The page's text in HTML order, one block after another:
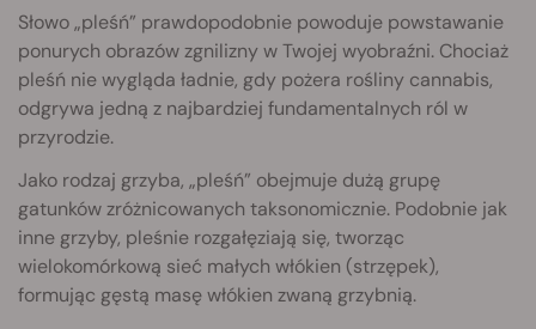
Słowo „pleśń” prawdopodobnie powoduje powstawanie
ponurych obrazów zgnilizny w Twojej wyobraźni. Chociaż
pleśń nie wygląda ładnie, gdy pożera rośliny cannabis,
odgrywa jedną z najbardziej fundamentalnych ról w
przyrodzie.
Jako rodzaj grzyba, „pleśń” obejmuje dużą grupę
gatunków zróżnicowanych taksonomicznie. Podobnie jak
inne grzyby, pleśnie rozgałęziają się, tworząc
wielokomórkową sieć małych włókien (strzępek),
formując gęstą masę włókien zwaną grzybnią.